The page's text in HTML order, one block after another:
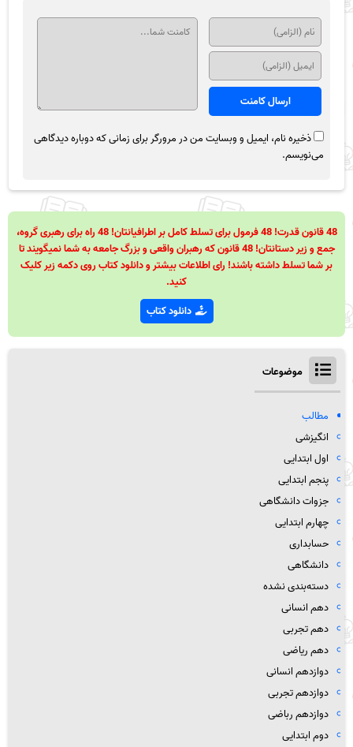
ذخیره نام، ایمیل و وبسایت من در مرورگر برای زمانی که دوباره دیدگاهی
می‌نویسم.
48 قانون قدرت! 48 فرمول برای تسلط کامل بر اطرافیانتان! 48 راه برای رهبری گروه،
جمع و زیر دستانتان! 48 قانون که رهبران واقعی و بزرگ جامعه به شما نمیگویند تا
بر شما تسلط داشته باشند! رای اطلاعات بیشتر و دانلود کتاب روی دکمه زیر کلیک
کنید.
دانلود کتاب
موضوعات
مطالب
انگیزشی
اول ابتدایی
پنجم ابتدایی
جزوات دانشگاهی
چهارم ابتدایی
حسابداری
دانشگاهی
دسته‌بندی نشده
دهم انسانی
دهم تجربی
دهم ریاضی
دوازدهم انسانی
دوازدهم تجربی
دوازدهم رباضی
دوم ابتدایی